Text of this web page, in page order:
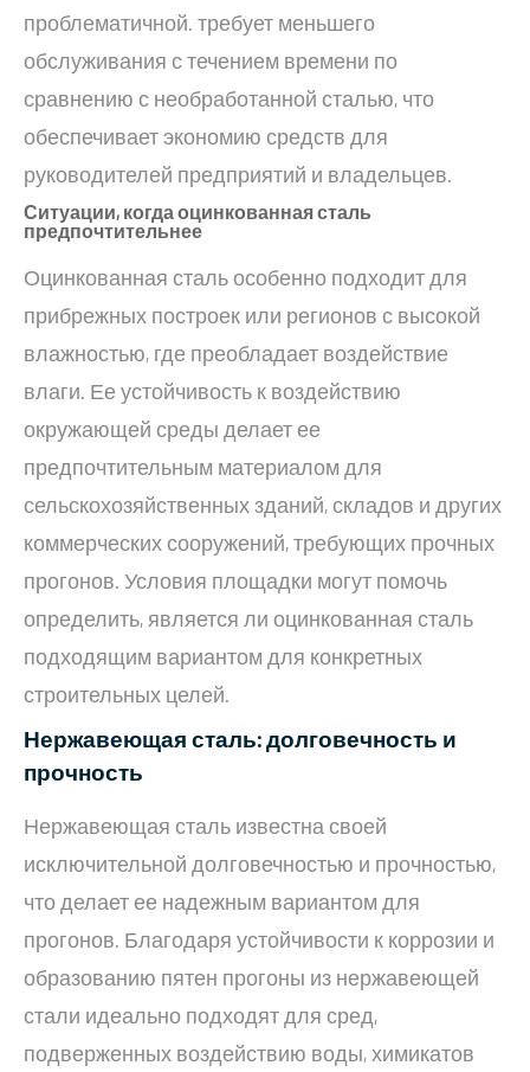
проблематичной. требует меньшего
обслуживания с течением времени по
сравнению с необработанной сталью, что
обеспечивает экономию средств для
руководителей предприятий и владельцев.
Ситуации, когда оцинкованная сталь
предпочтительнее
Оцинкованная сталь особенно подходит для
прибрежных построек или регионов с высокой
влажностью, где преобладает воздействие
влаги. Ее устойчивость к воздействию
окружающей среды делает ее
предпочтительным материалом для
сельскохозяйственных зданий, складов и других
коммерческих сооружений, требующих прочных
прогонов. Условия площадки могут помочь
определить, является ли оцинкованная сталь
подходящим вариантом для конкретных
строительных целей.
Нержавеющая сталь: долговечность и
прочность
Нержавеющая сталь известна своей
исключительной долговечностью и прочностью,
что делает ее надежным вариантом для
прогонов. Благодаря устойчивости к коррозии и
образованию пятен прогоны из нержавеющей
стали идеально подходят для сред,
подверженных воздействию воды, химикатов